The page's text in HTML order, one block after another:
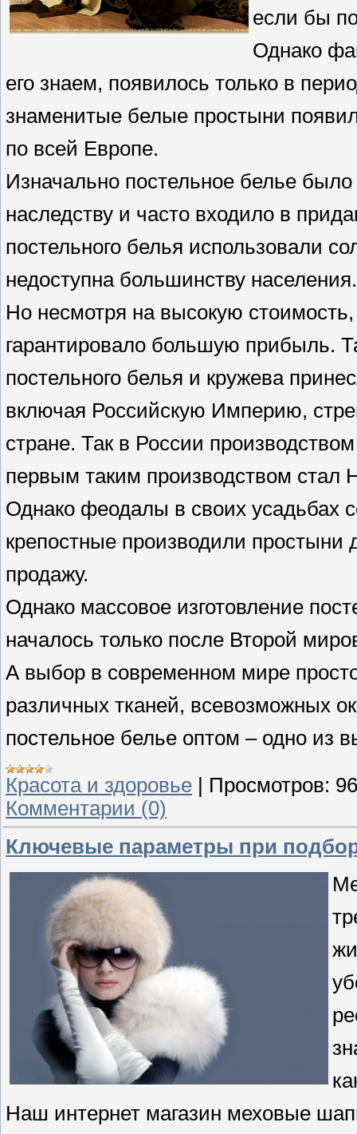
если бы
Однако
его знаем, появилось только в
знаменитые белые простыни
по всей Европе.
Изначально постельное белье
наследству и часто входило в
постельного белья использовали
недоступна большинству населения.
Но несмотря на высокую
гарантировало большую прибыль.
постельного белья и кружева
включая Российскую Империю,
стране. Так в России
первым таким производством стал
Однако феодалы в своих усадьбах
крепостные производили простыни
продажу.
Однако массовое изготовление
началось только после Второй
А выбор в современном мире
различных тканей, всевозможных
постельное белье оптом – одно из
Красота и здоровье Просмотров:
Комментарии (0)
Ключевые параметры при
Наш интернет магазин меховые